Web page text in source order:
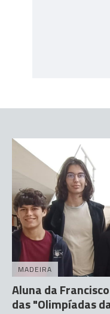
MADEIRA
Aluna da
das "Olimpíadas